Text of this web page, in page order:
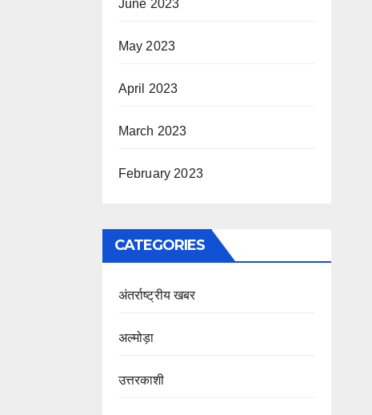
June 2023
May 2023
April 2023
March 2023
February 2023
CATEGORIES
अंतर्राष्ट्रीय खबर
अल्मोड़ा
उत्तरकाशी